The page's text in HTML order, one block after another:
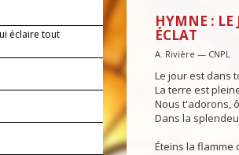
éclaire tout
HYMNE : LE
ÉCLAT
A. Rivière — CNPL
Le jour est dans
La terre est
Nous t'adorons,
Dans la
Éteins la flamme